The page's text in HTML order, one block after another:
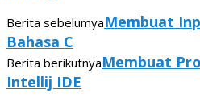
Berita sebelumyaMembuat
Bahasa C
Berita berikutnyaMembuat
Intellij IDE